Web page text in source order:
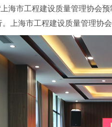
上海市工程建设质量管理协会
上海市工程建设质量管理协